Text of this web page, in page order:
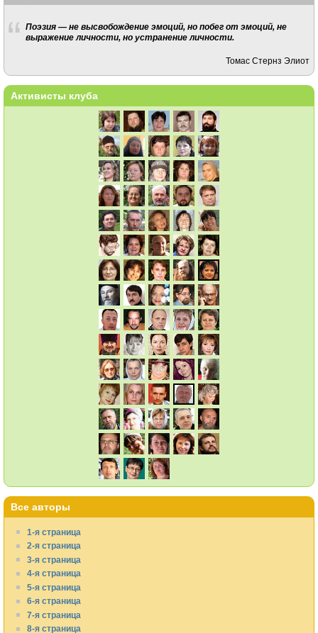
Поэзия — не высвобождение эмоций, но побег от эмоций, не
выражение личности, но устранение личности.
Томас Стернз Элиот
Активисты клуба
Все авторы
1-я страница
2-я страница
3-я страница
4-я страница
5-я страница
6-я страница
7-я страница
8-я страница